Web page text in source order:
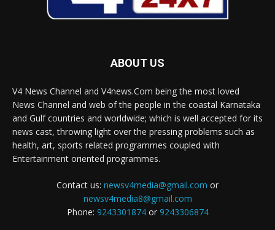
ABOUT US
V4 News Channel and V4news.Com being the most loved
News Channel and web of the people in the coastal Karnataka
and Gulf countries and worldwide; which is well accepted for its
news cast, throwing light over the pressing problems such as
health, art, sports related programmes coupled with
Entertainment oriented programmes.
Contact us: newsv4media@gmail.com or
newsv4media8@gmail.com
Phone: 9243301874or 9243306874